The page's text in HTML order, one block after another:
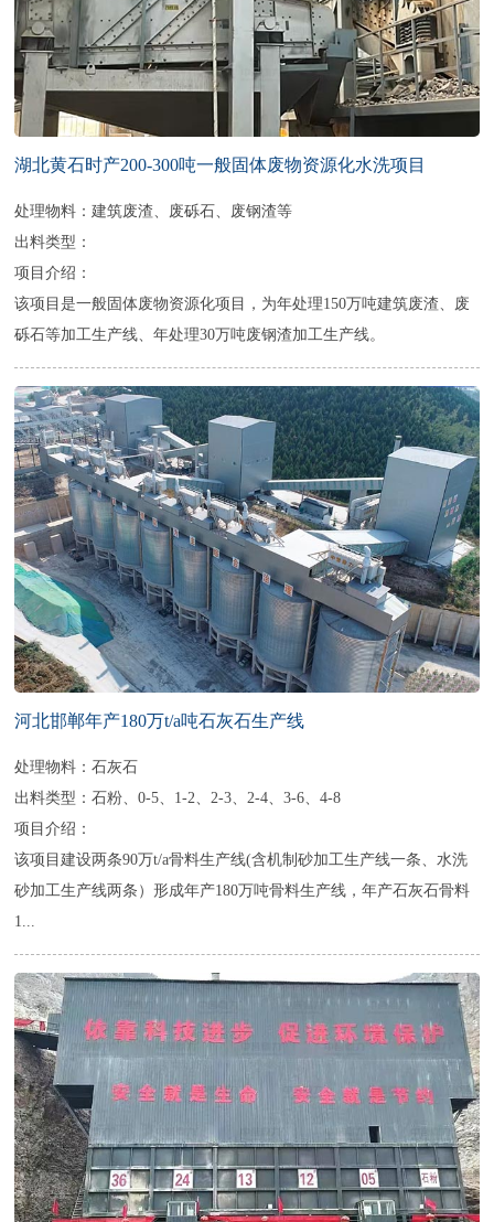
湖北黄石时产200-300吨一般固体废物资源化水洗项目
处理物料：建筑废渣、废砾石、废钢渣等
出料类型：
项目介绍：
该项目是一般固体废物资源化项目，为年处理150万吨建筑废渣、废
砾石等加工生产线、年处理30万吨废钢渣加工生产线。
河北邯郸年产180万t/a吨石灰石生产线
处理物料：石灰石
出料类型：石粉、0-5、1-2、2-3、2-4、3-6、4-8
项目介绍：
该项目建设两条90万t/a骨料生产线(含机制砂加工生产线一条、水洗
砂加工生产线两条）形成年产180万吨骨料生产线，年产石灰石骨料
1...